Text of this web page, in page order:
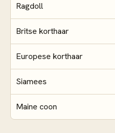
Ragdoll
Britse korthaar
Europese korthaar
Siamees
Maine coon